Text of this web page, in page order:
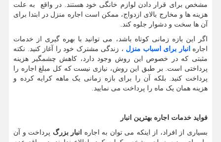
مشخص برای قرار دادن لوازم خانگی خود هستند. در واقع به علت
هزینه ها و مخارج بالای ازدواج، ممکن است اجاره منزل در ابتدا برای
آن ها سخت و دشوار جلوه کند.
اگر این بازه زمانی کوتاه باشد، می توانید با بهره گیری از خدمات
اجاره انبار برای اسباب منزل ، زندگی مشترک خود را آغاز کنید. نکته
مثبتی که در خصوص این روش وجود دارد، کاهش چشمگیر هزینه
پرداختی است. بر طبق این روش، نیازی نیست که کل مبلغ اجاره را
پرداخت کنید. بلکه آن را برای بازه زمانی یک ماهه کرایه کرده و
هزینه همان یک ماه را پرداخت می نمایید.
فواید خدمات اجاره بهترین انبار
بسیاری از افراد، از اینکه می توان به اجاره
انبار بزرگ پرداخت و آن